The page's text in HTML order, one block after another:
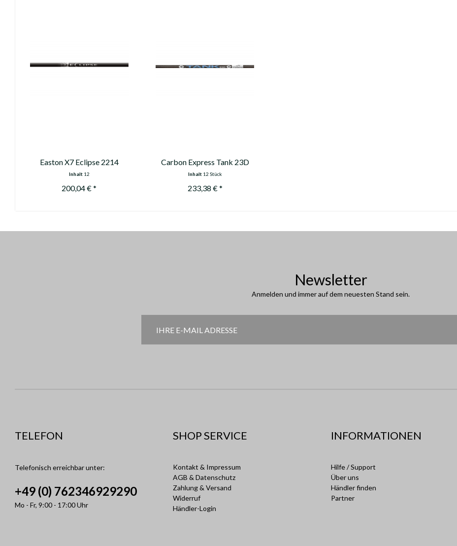
Easton X7 Eclipse 2214
Inhalt 12
200,04 € *
Carbon Express Tank 23D
500
Inhalt 12 Stück
233,38 € *
Newsletter
Anmelden und immer auf dem neuesten Stand sein.
TELEFON
Telefonisch erreichbar unter:
+49 (0) 762346929290
Mo - Fr, 9:00 - 17:00 Uhr
SHOP SERVICE
Kontakt & Impressum
AGB & Datenschutz
Zahlung & Versand
Widerruf
Händler-Login
INFORMATIONEN
Hilfe / Support
Über uns
Händler finden
Partner